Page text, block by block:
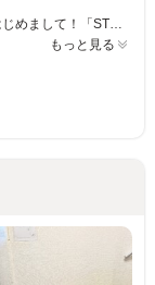
もっと見る